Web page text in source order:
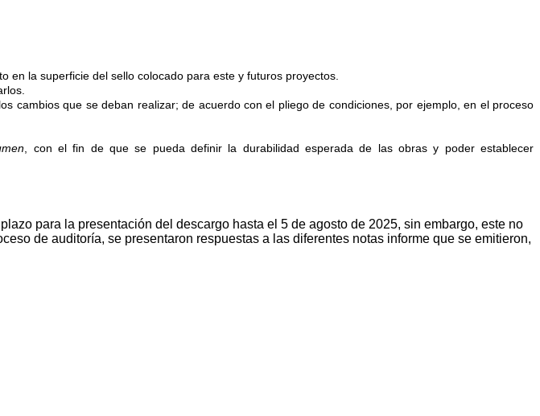
en la superficie del sello colocado para este y futuros proyectos.
cambios que se deban realizar; de acuerdo con el pliego de condiciones, por ejemplo, en el proceso
, con el fin de que se pueda definir la durabilidad esperada de las obras y poder establecer
para la presentación del descargo hasta el 5 de agosto de 2025, sin embargo, este no
de auditoría, se presentaron respuestas a las diferentes notas informe que se emitieron,